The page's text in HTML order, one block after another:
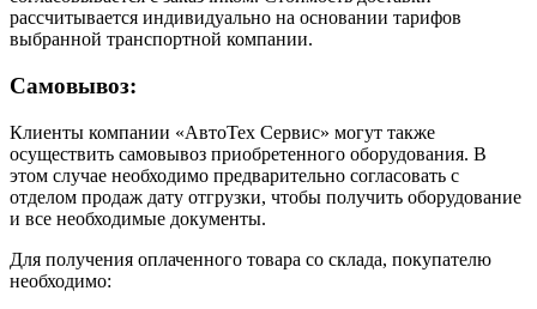
рассчитывается индивидуально на основании тарифов
выбранной транспортной компании.
Самовывоз:
Клиенты компании «АвтоТех Сервис» могут также
осуществить самовывоз приобретенного оборудования. В
этом случае необходимо предварительно согласовать с
отделом продаж дату отгрузки, чтобы получить оборудование
и все необходимые документы.
Для получения оплаченного товара со склада, покупателю
необходимо: